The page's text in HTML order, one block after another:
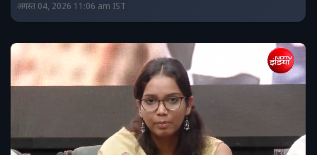
अगस्त 04, 2026 11:06 am IST